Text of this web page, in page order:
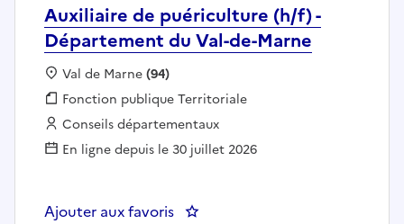
Auxiliaire de puériculture (h/f) -
Département du Val-de-Marne
Localisation :
Val de Marne(94)
Fonction publique :
Fonction publique Territoriale
Employeur :
Conseils départementaux
En ligne depuis le 30 juillet 2026
Ajouter aux favoris : Auxiliaire de puériculture (h/f)